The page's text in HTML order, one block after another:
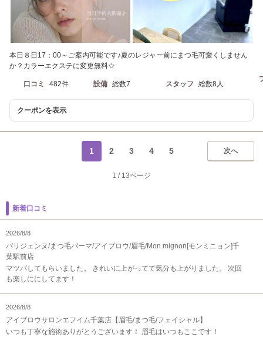
本日８日17：00～ご案内可能です♪夏のレジャー前にまつ毛可愛くしません
か？カラーエクステに変更無料☆
口コミ 482件 設備 総数7 スタッフ 総数8人
クーポンを表示
次へ
1 2 3 4 5
1 / 13ページ
新着口コミ
2026/8/8
パリジェンヌ/まつ毛パーマ/アイブロウ/眉毛/Mon mignon[モンミニョン]千
葉駅前店
マツパしてもらいました。 きれいに上がってて気分も上がりました。 次回
も楽しににしてます！
2026/8/8
アイブロウサロンエフイム千葉店【眉毛/まつ毛/フェイシャル】
いつも丁寧な施術ありがとうございます！ 眉毛はいつもここです！